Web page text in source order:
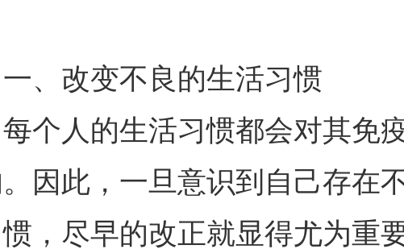
一、改变不良的生活习惯
每个人的生活习惯都会对其免
因此，一旦意识到自己存在
，尽早的改正就显得尤为重